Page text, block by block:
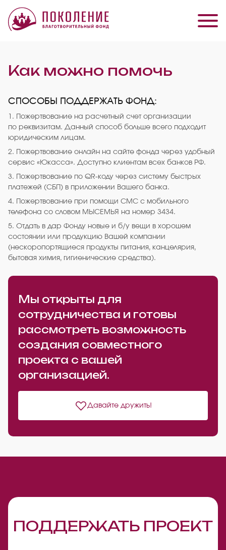
Как можно помочь
СПОСОБЫ ПОДДЕРЖАТЬ ФОНД:
1. Пожертвование на расчетный счет организации
по реквизитам. Данный способ больше всего подходит
юридическим лицам.
2. Пожертвование онлайн на сайте фонда через удобный
сервис «Юкасса». Доступно клиентам всех банков РФ.
3. Пожертвование по QR-коду через систему быстрых
платежей (СБП) в приложении Вашего банка.
4. Пожертвование при помощи СМС с мобильного
телефона со словом МЫСЕМЬЯ на номер 3434.
5. Отдать в дар Фонду новые и б/у вещи в хорошем
состоянии или продукцию Вашей компании
(нескоропортящиеся продукты питания, канцелярия,
бытовая химия, гигиенические средства).
Мы открыты для
сотрудничества и готовы
рассмотреть возможность
создания совместного
проекта с вашей
организацией.
Давайте дружить!
ПОДДЕРЖАТЬ ПРОЕКТ